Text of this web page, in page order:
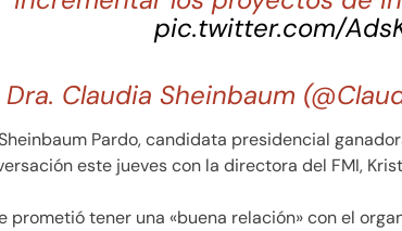
pic.twitter.com/
Claudia Sheinbaum
Pardo, candidata presidencial
este jueves con la directora del FMI,
prometió tener una «buena relación» con el